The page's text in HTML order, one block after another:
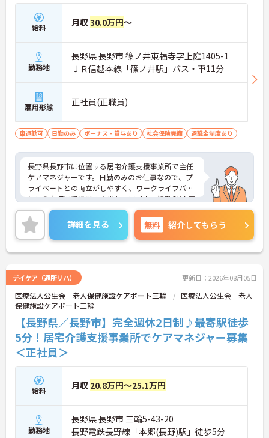
給料 月収30.0万円～
勤務地
長野県 長野市 篠ノ井東福寺字上庭1405-1
ＪＲ信越本線「篠ノ井駅」バス・車11分
雇用形態 正社員(正職員)
車通勤可 日勤のみ ボーナス・賞与あり 社会保険完備 退職金制度あり
長野県長野市に位置する居宅介護支援事業所で主任
ケアマネジャーです。日勤のみのお仕事なので、プ
ライベートとの両立がしやすく、ワークライフバラ
ンスを大切にできます♪また、マイカー通勤OK！天
候を気にせずに通勤ができます◎ご興味のある方は
ご面接のポイントお伝えしますのでご気軽にお問い
合わせください。
詳細を見る 無料 紹介してもらう
デイケア（通所リハ） 更新日：2026年08月05日
医療法人公生会 老人保健施設ケアポート三輪
医療法人公生会 老人
保健施設ケアポート三輪
【長野県／長野市】完全週休2日制♪最寄駅徒歩
5分！居宅介護支援事業所でケアマネジャー募集
＜正社員＞
給料 月収 20.8万円～25.1万円
勤務地
長野県 長野市 三輪5-43-20
長野電鉄長野線「本郷(長野)駅」徒歩5分